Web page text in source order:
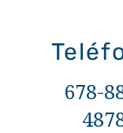
678-